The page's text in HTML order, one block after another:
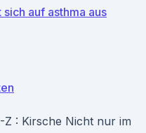
auf asthma aus
: Kirsche Nicht nur im